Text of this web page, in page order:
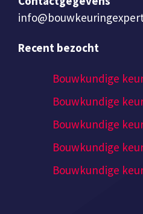
Recent bezocht
Bouwkundige
Bouwkundige
Bouwkundige
Bouwkundige
Bouwkundige